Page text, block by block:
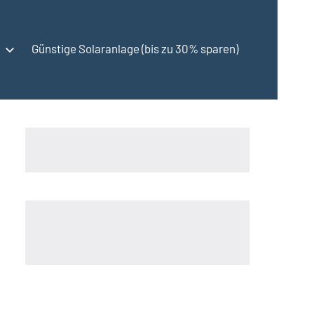
Günstige Solaranlage (bis zu 30% sparen)